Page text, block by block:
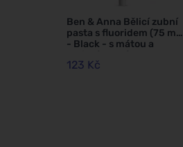
Ben & Anna Bělicí zubní
pasta s fluoridem (75 ml)
- Black - s mátou a
123 Kč